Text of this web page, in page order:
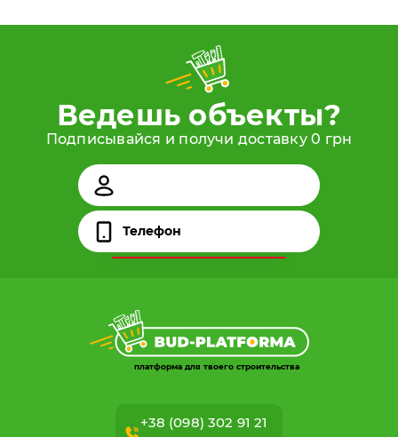
Ведешь объекты?
Подписывайся и получи доставку 0 грн
платформа для твоего строительства
+38 (098) 302 91 21